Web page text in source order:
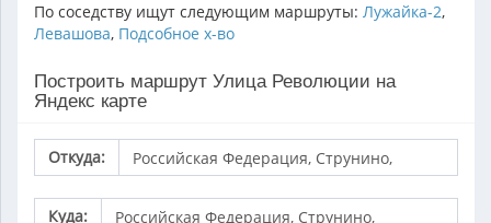
По соседству ищут следующим маршруты: Лужайка-2,
Левашова, Подсобное х-во
Построить маршрут Улица Революции на
Яндекс карте
Откуда:
Куда: